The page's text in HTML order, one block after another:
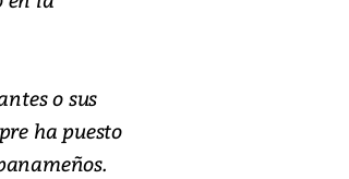
o sus
ha puesto